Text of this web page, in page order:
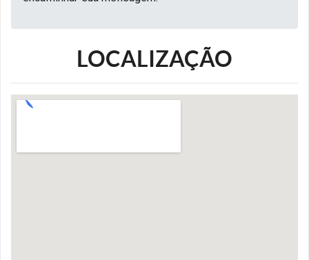
LOCALIZAÇÃO